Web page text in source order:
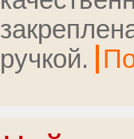
ручкой.